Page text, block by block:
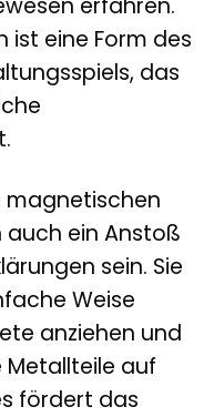
erfahren.
ist eine Form des
das
magnetischen
auch ein Anstoß
sein. Sie
Weise
anziehen und
Metallteile auf
fördert das